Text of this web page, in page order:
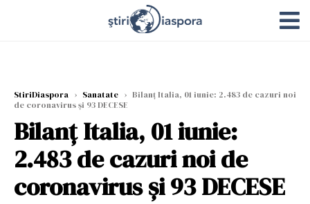
StiriDiaspora › Sanatate › Bilanț Italia, 01 iunie: 2.483 de cazuri noi
de coronavirus și 93 DECESE
Bilanț Italia, 01 iunie:
2.483 de cazuri noi de
coronavirus și 93 DECESE